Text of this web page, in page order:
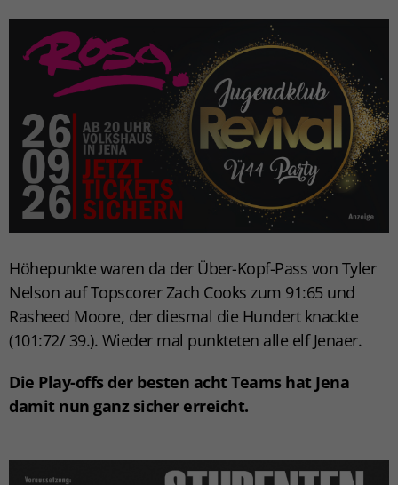
Höhepunkte waren da der Über-Kopf-Pass von Tyler
Nelson auf Topscorer Zach Cooks zum 91:65 und
Rasheed Moore, der diesmal die Hundert knackte
(101:72/ 39.). Wieder mal punkteten alle elf Jenaer.
Die Play-offs der besten acht Teams hat Jena
damit nun ganz sicher erreicht.